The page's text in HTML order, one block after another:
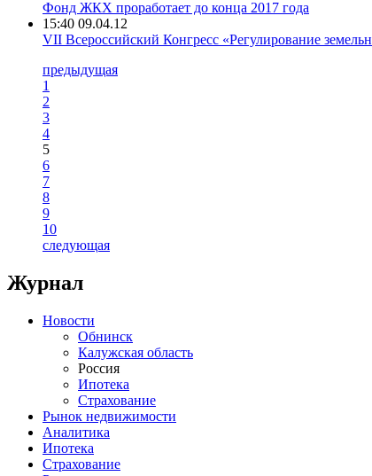
Фонд ЖКХ проработает до конца 2017 года
15:40 09.04.12
VII Всероссийский Конгресс «Регулирование
предыдущая
1
2
3
4
5
6
7
8
9
10
следующая
Журнал
Новости
Обнинск
Калужская область
Россия
Ипотека
Страхование
Рынок недвижимости
Аналитика
Ипотека
Страхование